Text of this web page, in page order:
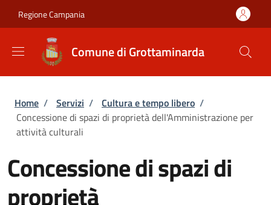
Regione Campania
Comune di Grottaminarda
Briciole di pane
Home / Servizi / Cultura e tempo libero /
Concessione di spazi di proprietà dell'Amministrazione per
attività culturali
Concessione di spazi di
proprietà